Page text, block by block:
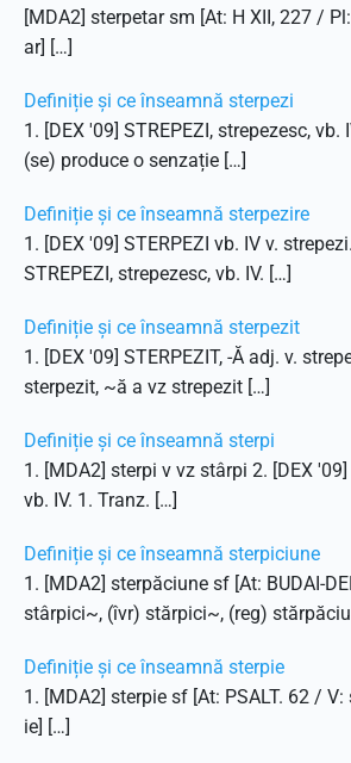
[MDA2] sterpetar sm [At: H XII, 227 /
ar] […]
Definiție și ce înseamnă sterpezi
1. [DEX '09] STREPEZI, strepezesc, vb.
(se) produce o senzație […]
Definiție și ce înseamnă sterpezire
1. [DEX '09] STERPEZI vb. IV v.
STREPEZI, strepezesc, vb. IV. […]
Definiție și ce înseamnă sterpezit
1. [DEX '09] STERPEZIT, -Ă adj. v.
sterpezit, ~ă a vz strepezit […]
Definiție și ce înseamnă sterpi
1. [MDA2] sterpi v vz stârpi 2. [DEX
vb. IV. 1. Tranz. […]
Definiție și ce înseamnă sterpiciune
1. [MDA2] sterpăciune sf [At: BUDAI-
stârpici~, (îvr) stărpici~, (reg)
Definiție și ce înseamnă sterpie
1. [MDA2] sterpie sf [At: PSALT. 62 /
ie] […]